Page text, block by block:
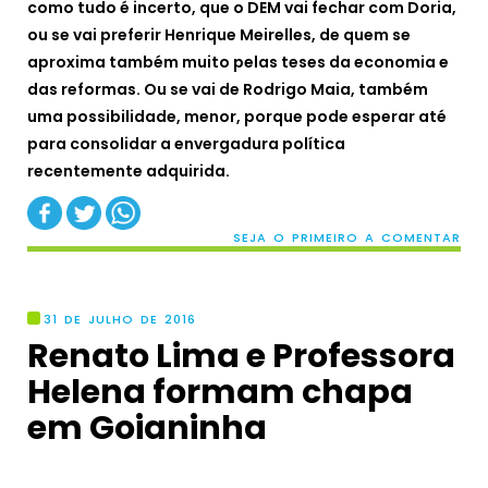
como tudo é incerto, que o DEM vai fechar com Doria,
ou se vai preferir Henrique Meirelles, de quem se
aproxima também muito pelas teses da economia e
das reformas. Ou se vai de Rodrigo Maia, também
uma possibilidade, menor, porque pode esperar até
para consolidar a envergadura política
recentemente adquirida.
SEJA O PRIMEIRO A COMENTAR
31 DE JULHO DE 2016
Renato Lima e Professora
Helena formam chapa
em Goianinha